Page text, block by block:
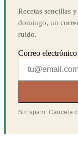
Recetas sencillas
domingo, un
ruido.
Correo electrónico
Sin spam. Cancela